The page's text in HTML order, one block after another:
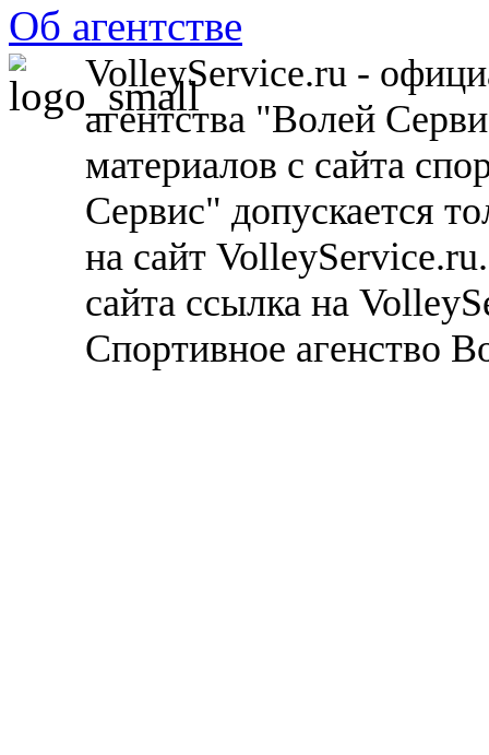
Об агентстве
VolleyService.ru -
агентства "Волей
материалов с сайта
Сервис" допускается
на сайт
сайта ссылка на
Спортивное агенство